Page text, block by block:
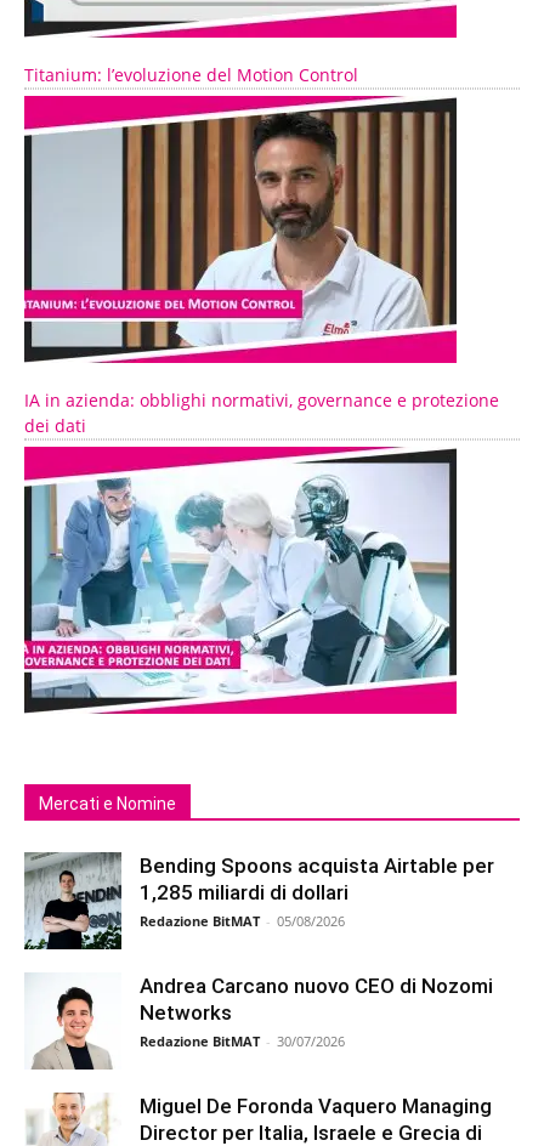
Titanium: l’evoluzione del Motion Control
IA in azienda: obblighi normativi, governance e protezione
dei dati
Mercati e Nomine
Bending Spoons acquista Airtable per
1,285 miliardi di dollari
Redazione BitMAT - 05/08/2026
Andrea Carcano nuovo CEO di Nozomi
Networks
Redazione BitMAT - 30/07/2026
Miguel De Foronda Vaquero Managing
Director per Italia, Israele e Grecia di